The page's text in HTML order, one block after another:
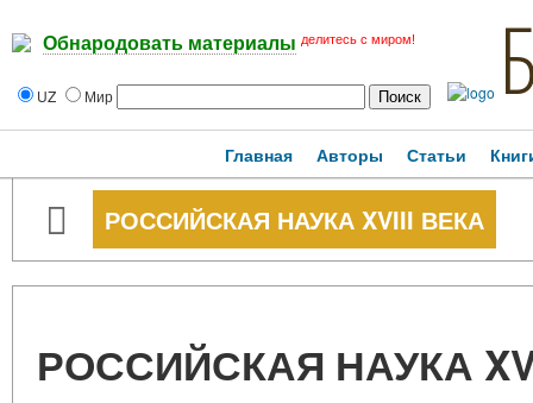
Обнародовать материалы делитесь с миром!
UZ Мир
Главная Авторы Статьи
РОССИЙСКАЯ НАУКА XVIII ВЕКА
РОССИЙСКАЯ НАУКА